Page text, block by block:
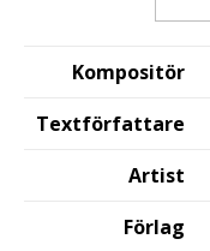
Kompositör
Textförfattare
Artist
Förlag